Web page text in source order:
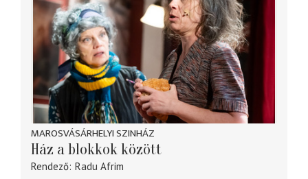
MAROSVÁSÁRHELYI SZINHÁZ
Ház a blokkok között
Rendező Radu Afrim